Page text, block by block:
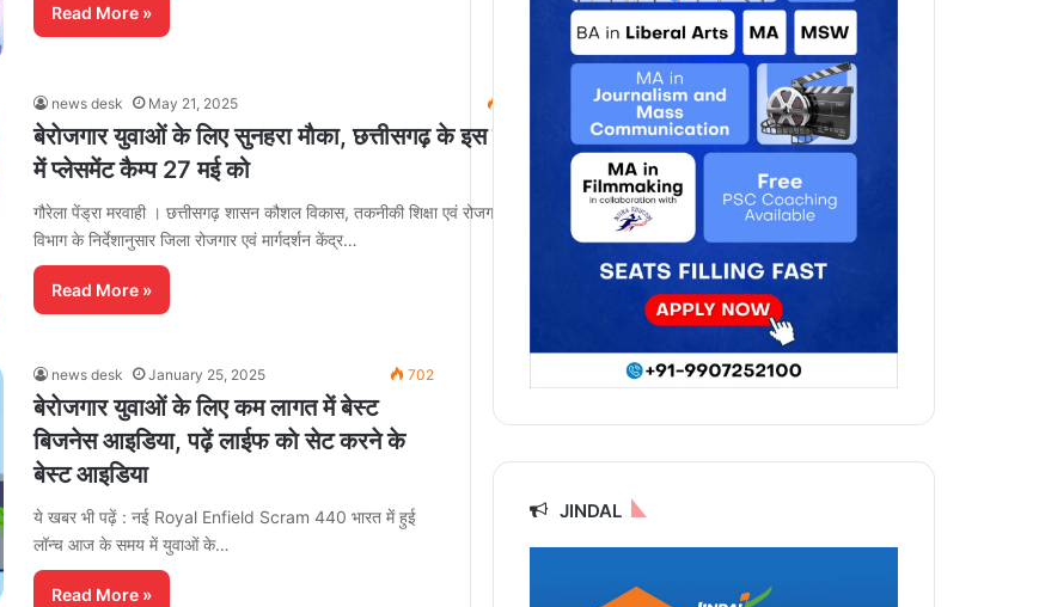
Read More »
news desk May 21, 2025
बेराेजगार युवाओं के लिए सुनहरा माैका, छत्तीसगढ़ के इस ज‍िले
में प्लेसमेंट कैम्प 27 मई को
गौरेला पेंड्रा मरवाही । छत्तीसगढ़ शासन कौशल विकास, तकनीकी शिक्षा एवं रोजगार
विभाग के निर्देशानुसार जिला रोजगार एवं मार्गदर्शन केंद्र…
Read More »
news desk January 25, 2025 702
बेराेजगार युवाओं के लिए कम लागत में बेस्ट
बिजनेस आइडिया, पढ़ें लाईफ काे सेट करने के
बेस्ट आइडिया
ये खबर भी पढ़ें : नई Royal Enfield Scram 440 भारत में हुई
लॉन्च आज के समय में युवाओं के…
Read More »
JINDAL